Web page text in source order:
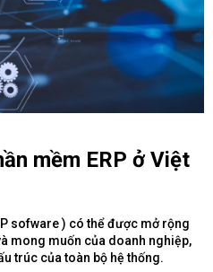
mềm ERP ở Việt
sofware ) có thể được mở rộng
mong muốn của doanh nghiệp,
trúc của toàn bộ hệ thống.